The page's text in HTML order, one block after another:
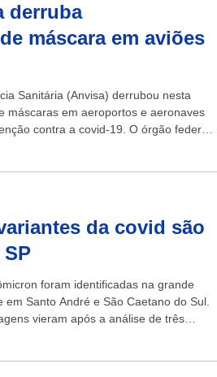
derruba
máscara em aviões
Sanitária (Anvisa) derrubou nesta
máscaras em aeroportos e aeronaves
contra a covid-19. O órgão federal,
da covid são
foram identificadas na grande
Santo André e São Caetano do Sul.
vieram após a análise de três